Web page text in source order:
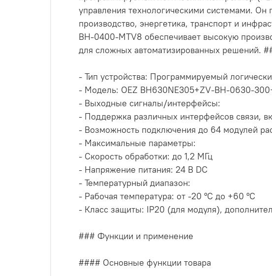
управления технологическими системами. Он
производство, энергетика, транспорт и
BH-0400-MTV8 обеспечивает высокую
для сложных автоматизированных решений.
- Тип устройства: Программируемый
- Модель: OEZ BH630NE305+ZV-BH-0630-
- Выходные сигналы/интерфейсы:
- Поддержка различных интерфейсов связи,
- Возможность подключения до 64 модулей
- Максимальные параметры:
- Скорость обработки: до 1,2 МГц
- Напряжение питания: 24 В DC
- Температурный диапазон:
- Рабочая температура: от -20 °C до +60 °C
- Класс защиты: IP20 (для модуля),
### Функции и применение
#### Основные функции товара